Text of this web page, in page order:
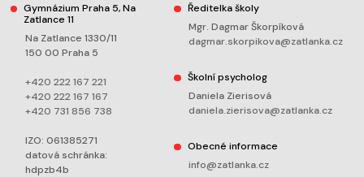
Gymnázium Praha 5, Na
Zatlance 11
Na Zatlance 1330/11
150 00 Praha 5
+420 222 167 221
+420 222 167 167
+420 731 856 738
IZO: 061385271
datová schránka:
hdpzb4b
Ředitelka školy
Mgr. Dagmar Škorpíková
dagmar.skorpikova@zatlanka.cz
Školní psycholog
Daniela Zierisová
daniela.zierisova@zatlanka.cz
Obecné informace
info@zatlanka.cz